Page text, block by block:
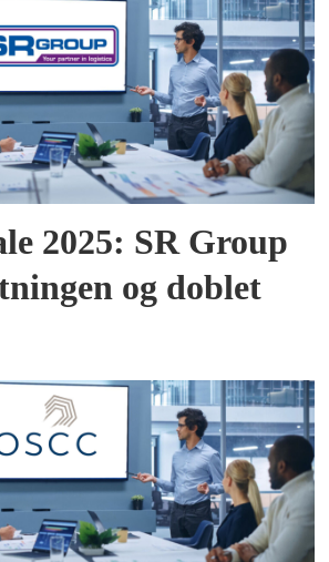
2025: SR Group
og doblet